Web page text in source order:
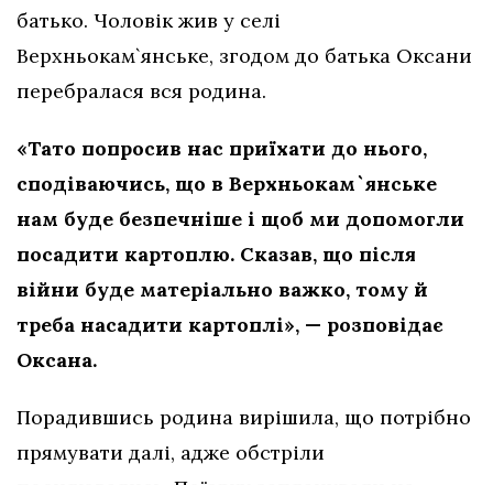
батько. Чоловік жив у селі
Верхньокам`янське, згодом до батька Оксани
перебралася вся родина.
«Тато попросив нас приїхати до нього,
сподіваючись, що в Верхньокам`янське
нам буде безпечніше і щоб ми допомогли
посадити картоплю. Сказав, що після
війни буде матеріально важко, тому й
треба насадити картоплі», — розповідає
Оксана.
Порадившись родина вирішила, що потрібно
прямувати далі, адже обстріли